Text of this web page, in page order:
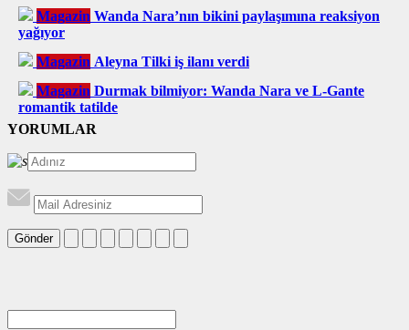
Magazin Wanda Nara’nın bikini paylaşımına reaksiyon
yağıyor
Magazin Aleyna Tilki iş ilanı verdi
Magazin Durmak bilmiyor: Wanda Nara ve L-Gante
romantik tatilde
YORUMLAR
Gönder